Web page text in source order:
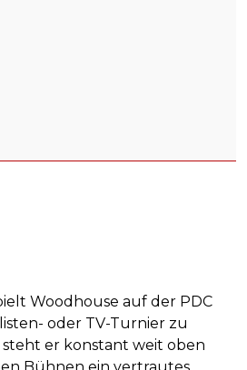
Woodhouse auf der PDC
oder TV-Turnier zu
er konstant weit oben